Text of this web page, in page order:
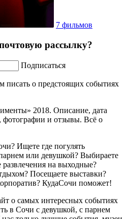
7 фильмов
рассылку?
Подписаться
писать о предстоящих событиях
2018. Описание, дата
и отзывы. Всё о
Ищете где погулять
или девушкой? Выбираете
на выходные?
Посещаете выставки?
КудаСочи поможет!
о самых интересных событиях
в Сочи с девушкой, с парнем